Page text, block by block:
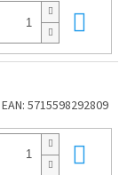
EAN: 5715598292809